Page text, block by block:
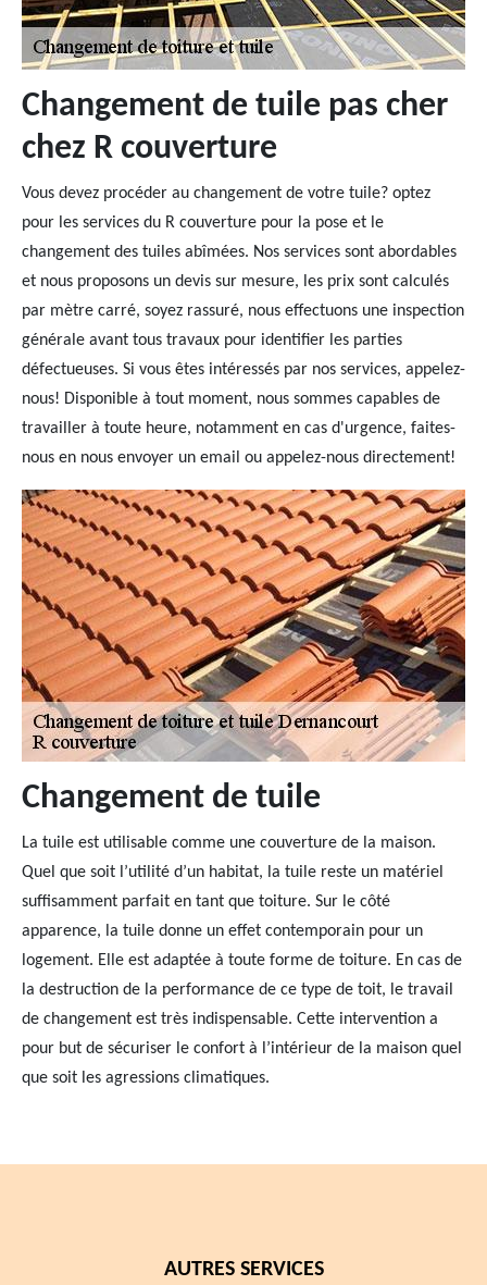
Changement de tuile pas cher
chez R couverture
Vous devez procéder au changement de votre tuile? optez
pour les services du R couverture pour la pose et le
changement des tuiles abîmées. Nos services sont abordables
et nous proposons un devis sur mesure, les prix sont calculés
par mètre carré, soyez rassuré, nous effectuons une inspection
générale avant tous travaux pour identifier les parties
défectueuses. Si vous êtes intéressés par nos services, appelez-
nous! Disponible à tout moment, nous sommes capables de
travailler à toute heure, notamment en cas d'urgence, faites-
nous en nous envoyer un email ou appelez-nous directement!
Changement de tuile
La tuile est utilisable comme une couverture de la maison.
Quel que soit l’utilité d’un habitat, la tuile reste un matériel
suffisamment parfait en tant que toiture. Sur le côté
apparence, la tuile donne un effet contemporain pour un
logement. Elle est adaptée à toute forme de toiture. En cas de
la destruction de la performance de ce type de toit, le travail
de changement est très indispensable. Cette intervention a
pour but de sécuriser le confort à l’intérieur de la maison quel
que soit les agressions climatiques.
AUTRES SERVICES